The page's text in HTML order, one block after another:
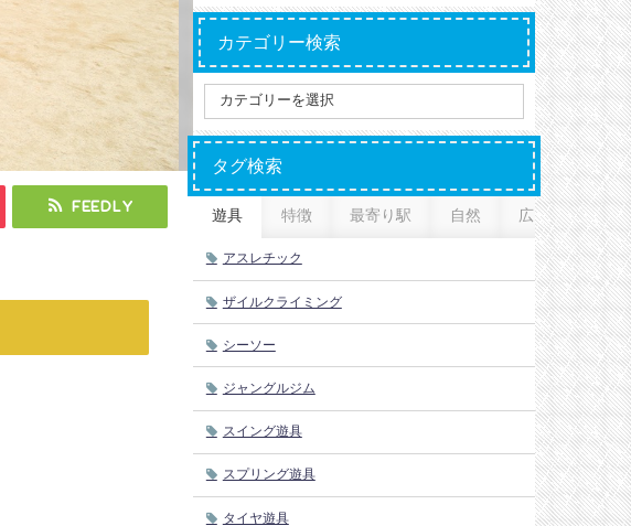
Feedly
カテゴリー検索
タグ検索
遊具 特徴 最寄り駅 自然 広さ
アスレチック
ザイルクライミング
シーソー
ジャングルジム
スイング遊具
スプリング遊具
タイヤ遊具